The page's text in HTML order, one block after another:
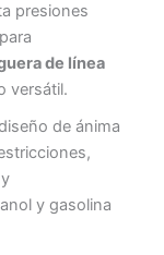
presiones
de línea
versátil.
de ánima
y gasolina